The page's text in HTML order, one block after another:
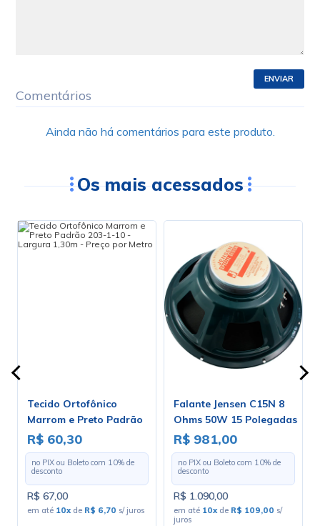
ENVIAR
Comentários
Ainda não há comentários para este produto.
Os mais acessados
Tecido Ortofônico
Marrom e Preto Padrão
203-1-10 - Largura 1,30m
- Preço por Metro
R$ 60,30
no PIX ou Boleto com 10% de
desconto
R$ 67,00
em até 10xde R$ 6,70 s/ juros
Falante Jensen C15N 8
Ohms 50W 15 Polegadas
- ZJ07050
R$ 981,00
no PIX ou Boleto com 10% de
desconto
R$ 1.090,00
em até 10xde R$ 109,00 s/
juros